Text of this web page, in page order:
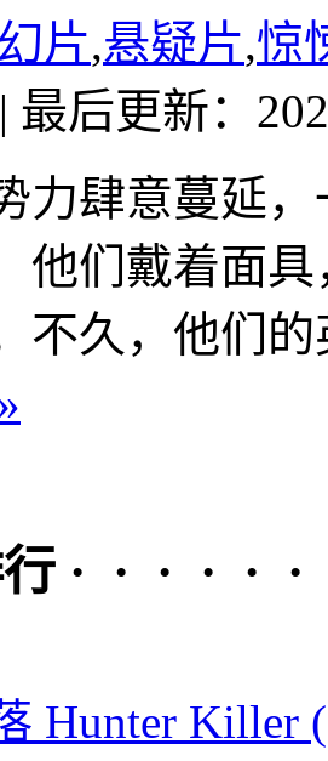
片,悬疑片,惊
| 最后更新：
力肆意蔓延
他们戴着面
不久，他们
· · · · · ·
Hunter Killer